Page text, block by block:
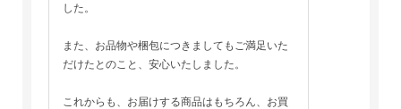
した。
また、お品物や梱包につきましてもご満足いた
だけたとのこと、安心いたしました。
これからも、お届けする商品はもちろん、お買